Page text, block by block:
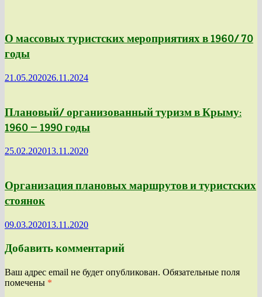
О массовых туристских мероприятиях в 1960/ 70
годы
21.05.202026.11.2024
Плановый/ организованный туризм в Крыму:
1960 — 1990 годы
25.02.202013.11.2020
Организация плановых маршрутов и туристских
стоянок
09.03.202013.11.2020
Добавить комментарий
Ваш адрес email не будет опубликован. Обязательные поля
помечены *